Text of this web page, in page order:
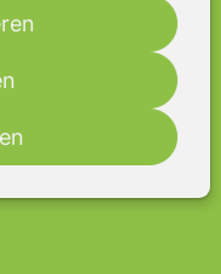
je er niet
de
waar
te